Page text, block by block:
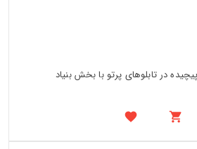
در تابلوهای پرتو با بخش بنیاد